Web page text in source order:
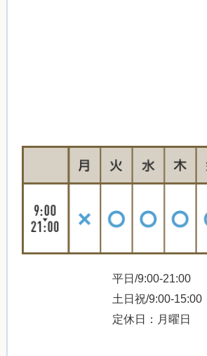
平日/9:00-21:00
土日祝/9:00-15:00
定休日：月曜日